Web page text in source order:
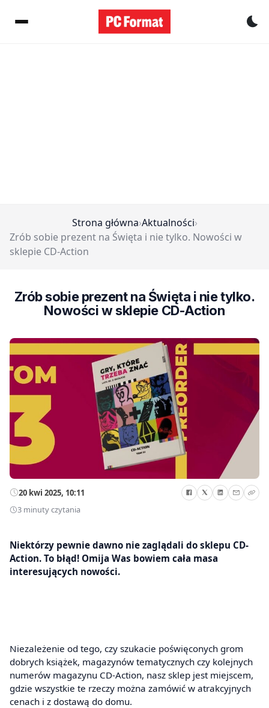
Strona główna›Aktualności›
Zrób sobie prezent na Święta i nie tylko. Nowości w
sklepie CD-Action
Zrób sobie prezent na Święta i nie tylko.
Nowości w sklepie CD-Action
20 kwi 2025, 10:11
3 minuty czytania
Niektórzy pewnie dawno nie zaglądali do sklepu CD-
Action. To błąd! Omija Was bowiem cała masa
interesujących nowości.
Niezależenie od tego, czy szukacie poświęconych grom
dobrych książek, magazynów tematycznych czy kolejnych
numerów magazynu CD-Action, nasz sklep jest miejscem,
gdzie wszystkie te rzeczy można zamówić w atrakcyjnych
cenach i z dostawą do domu.